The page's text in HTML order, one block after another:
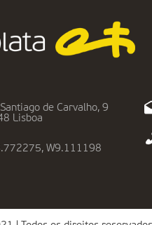
de Carvalho, 9
Lisboa
W9.111198